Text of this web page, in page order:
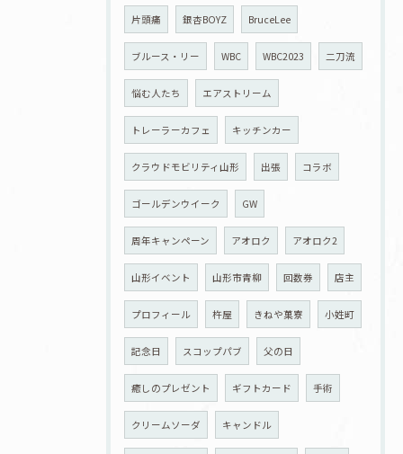
片頭痛 銀杏BOYZ BruceLee
ブルース・リー WBC WBC2023 二刀流
悩む人たち エアストリーム
トレーラーカフェ キッチンカー
クラウドモビリティ山形 出張 コラボ
ゴールデンウイーク GW
周年キャンペーン アオロク アオロク2
山形イベント 山形市青柳 回数券 店主
プロフィール 杵屋 きねや菓寮 小姓町
記念日 スコップパブ 父の日
癒しのプレゼント ギフトカード 手術
クリームソーダ キャンドル